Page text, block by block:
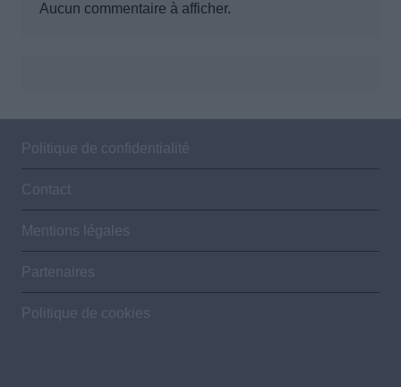
Aucun commentaire à afficher.
Politique de confidentialité
Contact
Mentions légales
Partenaires
Politique de cookies